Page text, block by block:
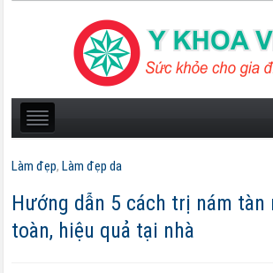
Làm đẹp,Làm đẹp da
Hướng dẫn 5 cách trị nám tàn
toàn, hiệu quả tại nhà